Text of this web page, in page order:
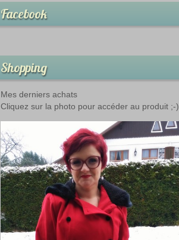
Facebook
Shopping
Mes derniers achats
Cliquez sur la photo pour accéder au produit ;-)